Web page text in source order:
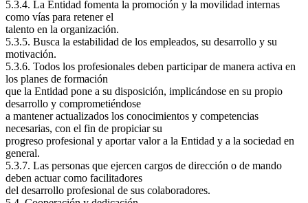
5.3.4. La Entidad fomenta la promoción y la movilidad internas
como vías para retener el
talento en la organización.
5.3.5. Busca la estabilidad de los empleados, su desarrollo y su
motivación.
5.3.6. Todos los profesionales deben participar de manera activa en
los planes de formación
que la Entidad pone a su disposición, implicándose en su propio
desarrollo y comprometiéndose
a mantener actualizados los conocimientos y competencias
necesarias, con el fin de propiciar su
progreso profesional y aportar valor a la Entidad y a la sociedad en
general.
5.3.7. Las personas que ejercen cargos de dirección o de mando
deben actuar como facilitadores
del desarrollo profesional de sus colaboradores.